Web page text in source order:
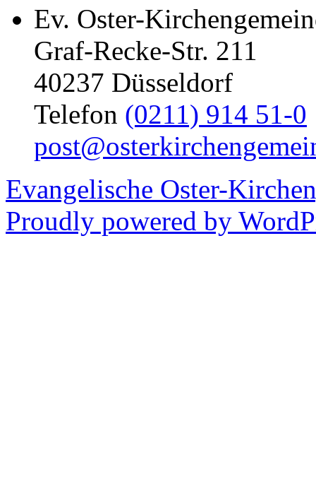
Ev. Oster-
Graf-Recke-Str. 211
40237 Düsseldorf
Telefon (0211) 914 51-0
Evangelische Oster-
Proudly powered by